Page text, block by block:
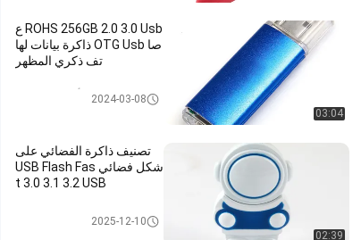
03:04
ROHS 256GB 2.0 3.0 Usb ع
صا OTG Usb ذاكرة بيانات لها
تف ذكري المظهر
2024-03-08
02:39
تصنيف ذاكرة الفضائي على
شكل فضائي USB Flash Fas
t 3.0 3.1 3.2 USB
محرك فلاش USB 3.02025-12-10